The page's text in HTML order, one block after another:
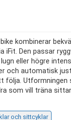
kombinerar
iFit. Den passar
eller högre
och automatisk
följa. Utformningen
som vill träna
och sittcyklar